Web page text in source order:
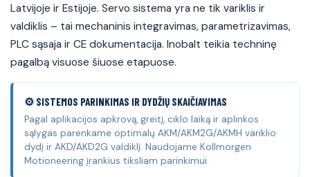
Latvijoje ir Estijoje. Servo sistema yra ne tik variklis ir
valdiklis – tai mechaninis integravimas, parametrizavimas,
PLC sąsaja ir CE dokumentacija. Inobalt teikia techninę
pagalbą visuose šiuose etapuose.
⚙️ SISTEMOS PARINKIMAS IR DYDŽIŲ SKAIČIAVIMAS
Pagal aplikacijos apkrovą, greitį, ciklo laiką ir aplinkos
sąlygas parenkame optimalų AKM/AKM2G/AKMH variklio
dydį ir AKD/AKD2G valdiklį. Naudojame Kollmorgen
Motioneering įrankius tiksliam parinkimui.